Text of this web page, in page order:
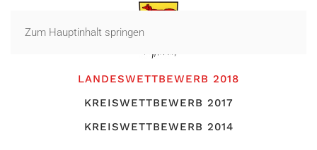
Zum Hauptinhalt springen
LANDESWETTBEWERB 2018
KREISWETTBEWERB 2017
KREISWETTBEWERB 2014